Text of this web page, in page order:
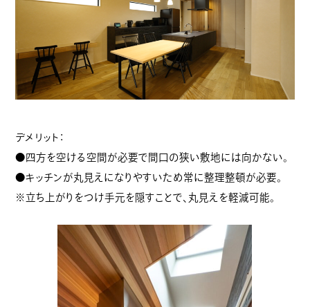
デメリット：
●四方を空ける空間が必要で間口の狭い敷地には向かない。
●キッチンが丸見えになりやすいため常に整理整頓が必要。
※立ち上がりをつけ手元を隠すことで、丸見えを軽減可能。